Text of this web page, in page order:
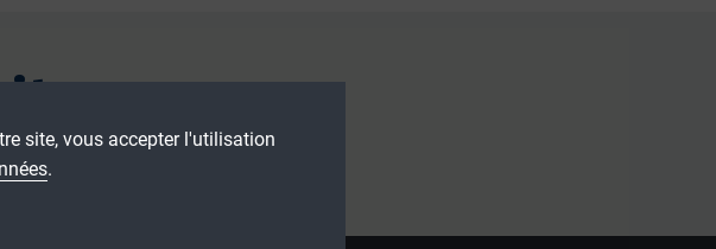
site, vous accepter l'utilisation
.